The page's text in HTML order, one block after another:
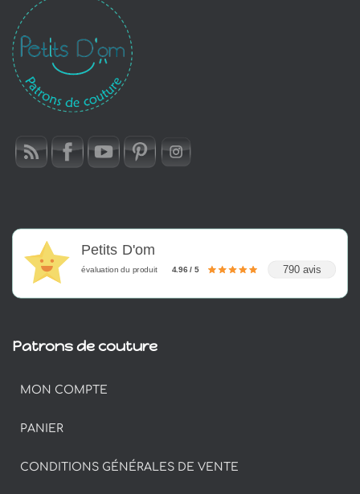
Petits D'om
évaluation du produit 4.96 / 5 790 avis
Patrons de couture
MON COMPTE
PANIER
CONDITIONS GÉNÉRALES DE VENTE